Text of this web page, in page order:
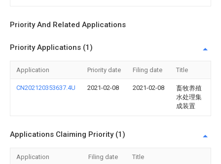
Priority And Related Applications
Priority Applications (1)
Application Priority date Filing date Title
CN202120353637.4U 2021-02-08 2021-02-08
畜牧养殖
水处理集
成装置
Applications Claiming Priority (1)
Application Filing date Title